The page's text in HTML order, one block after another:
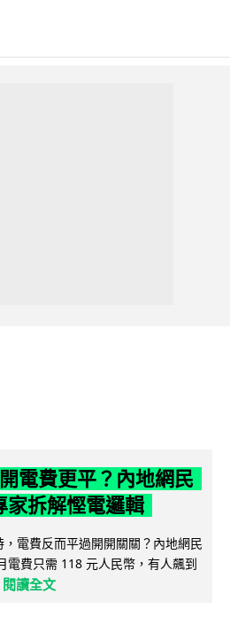
電費更平？內地網民
家拆解慳電邏輯
電費反而平過開開關關？內地網民
電費只需 118 元人民幣，有人飆到
閱讀全文